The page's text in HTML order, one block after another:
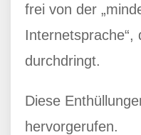
frei von der
Internetsprache“,
durchdringt.
Diese
hervorgerufen.